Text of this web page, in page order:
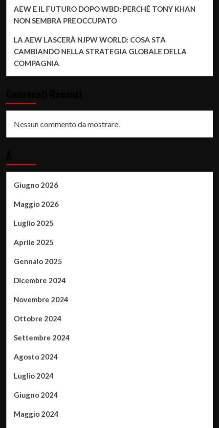
AEW E IL FUTURO DOPO WBD: PERCHÉ TONY KHAN
NON SEMBRA PREOCCUPATO
LA AEW LASCERÀ NJPW WORLD: COSA STA
CAMBIANDO NELLA STRATEGIA GLOBALE DELLA
COMPAGNIA
Nessun commento da mostrare.
Giugno 2026
Maggio 2026
Luglio 2025
Aprile 2025
Gennaio 2025
Dicembre 2024
Novembre 2024
Ottobre 2024
Settembre 2024
Agosto 2024
Luglio 2024
Giugno 2024
Maggio 2024